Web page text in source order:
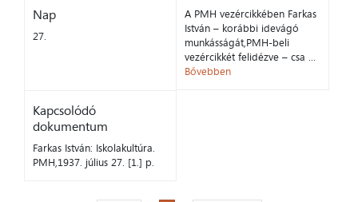
Nap
27.
A PMH vezércikkében Farkas
István – korábbi idevágó
munkásságát,PMH-beli
vezércikkét felidézve – csa ...
Bővebben
Kapcsolódó
dokumentum
Farkas István: Iskolakultúra.
PMH,1937. július 27. [1.] p.